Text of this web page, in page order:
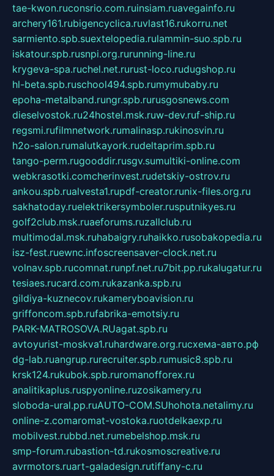
tae-kwon.ruconsrio.com.ruinsiam.ruavegainfo.ru
archery161.rubigencyclica.ruvlast16.rukorru.net
sarmiento.spb.suextelopedia.rulammin-suo.spb.ru
iskatour.spb.rusnpi.org.rurunning-line.ru
krygeva-spa.ruchel.net.rurust-loco.rudugshop.ru
hl-beta.spb.ruschool494.spb.rumymubaby.ru
epoha-metalband.rungr.spb.rurusgosnews.com
dieselvostok.ru24hostel.msk.ruw-dev.ruf-ship.ru
regsmi.rufilmnetwork.rumalinasp.rukinosvin.ru
h2o-salon.rumalutkayork.rudeltaprim.spb.ru
tango-perm.rugooddir.rusgv.sumultiki-online.com
webkrasotki.comcherinvest.rudetskiy-ostrov.ru
ankou.spb.rualvesta1.rupdf-creator.runix-files.org.ru
sakhatoday.ruelektrikersymboler.rusputnikyes.ru
golf2club.msk.ruaeforums.ruzallclub.ru
multimodal.msk.ruhabaigry.ruhaikko.rusobakopedia.ru
isz-fest.ruewnc.infoscreensaver-clock.net.ru
volnav.spb.rucomnat.runpf.net.ru7bit.pp.rukalugatur.ru
tesiaes.rucard.com.rukazanka.spb.ru
gildiya-kuznecov.rukameryboavision.ru
griffoncom.spb.rufabrika-emotsiy.ru
PARK-MATROSOVA.RUagat.spb.ru
avtoyurist-moskva1.ruhardware.org.ruсхема-авто.рф
dg-lab.ruangrup.rurecruiter.spb.rumusic8.spb.ru
krsk124.rukubok.spb.ruromanofforex.ru
analitikaplus.ruspyonline.ruzosikamery.ru
sloboda-ural.pp.ruAUTO-COM.SUhohota.netalimy.ru
online-z.comaromat-vostoka.ruotdelkaexp.ru
mobilvest.rubbd.net.rumebelshop.msk.ru
smp-forum.rubastion-td.rukosmoscreative.ru
avrmotors.ruart-galadesign.rutiffany-c.ru